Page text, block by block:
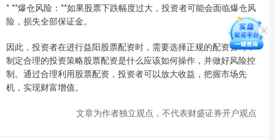
* **爆仓风险：**如果股票下跌幅度过大，投资者可能会面临爆仓风
险，损失全部保证金。
因此，投资者在进行益阳股票配资时，需要选择正规的配资公司，
制定合理的投资策略股票配资是什么应该如何操作，并做好风险控
制。通过合理利用股票配资，投资者可以放大收益，把握市场先
机，实现财富增值。
文章为作者独立观点，不代表财盛证券开户观点